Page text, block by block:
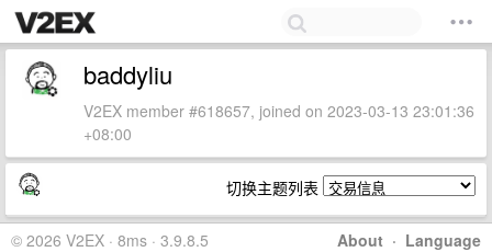
baddyliu
V2EX member #618657, joined on 2023-03-13 23:01:36
+08:00
切换主题列表
About · Language
© 2026 V2EX · 8ms · 3.9.8.5